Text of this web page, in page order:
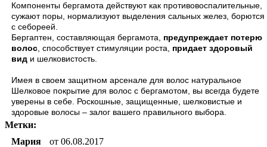
Компоненты бергамота действуют как противовоспалительные,
сужают поры, нормализуют выделения сальных желез, борются
с себореей.
Бергаптен, составляющая бергамота, предупреждает потерю
волос , способствует стимуляции роста, придает здоровый
вид и шелковистость.
Имея в своем защитном арсенале для волос натуральное
Шелковое покрытие для волос с бергамотом, вы всегда будете
уверены в себе. Роскошные, защищенные, шелковистые и
здоровые волосы – залог вашего правильного выбора.
Метки:
Мария
от 06.08.2017